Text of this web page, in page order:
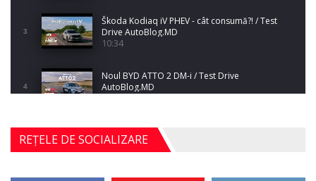
3
Škoda Kodiaq iV PHEV - cât consumă?! / Test
Drive AutoBlog.MD
10:34
4
Noul BYD ATTO 2 DM-i / Test Drive
AutoBlog.MD
17:35
5
Noul Mercedes-Benz S-Class facelift (S 580
4MATIC V223) / Test Drive AutoBlog.MD
27:33
REȚELE DE SOCIALIZARE